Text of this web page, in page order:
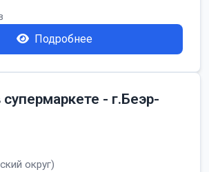
Подробнее
супермаркете - г.Беэр-
округ)